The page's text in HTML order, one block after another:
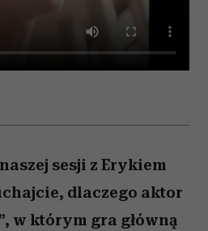
sesji z Erykiem
dlaczego aktor
w którym gra główną